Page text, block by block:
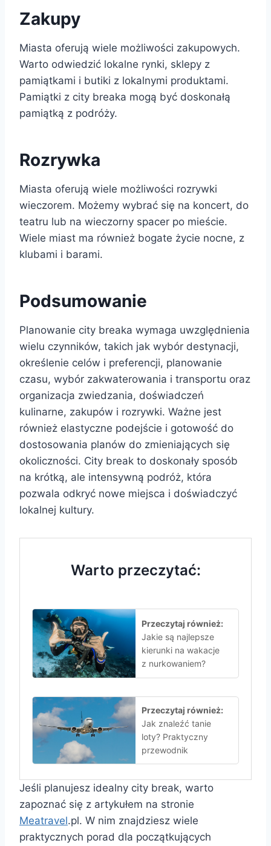
Zakupy
Miasta oferują wiele możliwości zakupowych.
Warto odwiedzić lokalne rynki, sklepy z
pamiątkami i butiki z lokalnymi produktami.
Pamiątki z city breaka mogą być doskonałą
pamiątką z podróży.
Rozrywka
Miasta oferują wiele możliwości rozrywki
wieczorem. Możemy wybrać się na koncert, do
teatru lub na wieczorny spacer po mieście.
Wiele miast ma również bogate życie nocne, z
klubami i barami.
Podsumowanie
Planowanie city breaka wymaga uwzględnienia
wielu czynników, takich jak wybór destynacji,
określenie celów i preferencji, planowanie
czasu, wybór zakwaterowania i transportu oraz
organizacja zwiedzania, doświadczeń
kulinarne, zakupów i rozrywki. Ważne jest
również elastyczne podejście i gotowość do
dostosowania planów do zmieniających się
okoliczności. City break to doskonały sposób
na krótką, ale intensywną podróż, która
pozwala odkryć nowe miejsca i doświadczyć
lokalnej kultury.
Warto przeczytać:
Przeczytaj również:
Jakie są najlepsze
kierunki na wakacje
z nurkowaniem?
Przeczytaj również:
Jak znaleźć tanie
loty? Praktyczny
przewodnik
Jeśli planujesz idealny city break, warto
zapoznać się z artykułem na stronie
Meatravel.pl. W nim znajdziesz wiele
praktycznych porad dla początkujących